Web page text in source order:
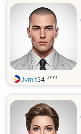
Jvmlt34 anni